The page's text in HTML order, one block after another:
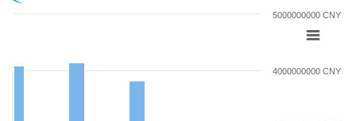
4000000000 CNY
5000000000 CNY